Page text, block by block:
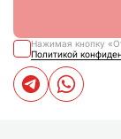
Нажимая кнопку
Политикой